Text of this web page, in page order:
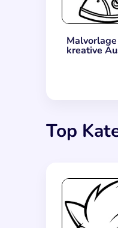
kreative
Top